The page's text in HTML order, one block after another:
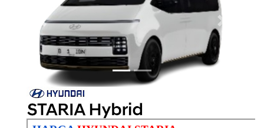
Previous Next